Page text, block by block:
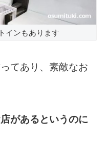
インもあります
てあり、素敵なお
があるというのに